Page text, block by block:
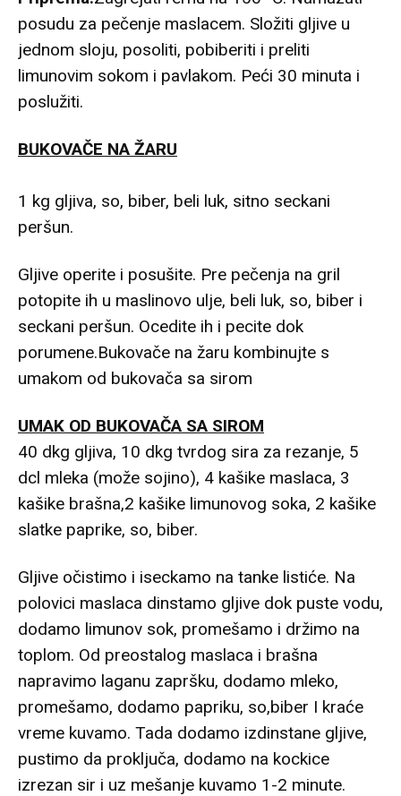
posudu za pečenje maslacem. Složiti gljive u
jednom sloju, posoliti, pobiberiti i preliti
limunovim sokom i pavlakom. Peći 30 minuta i
poslužiti.
BUKOVAČE NA ŽARU
1 kg gljiva, so, biber, beli luk, sitno seckani
peršun.
Gljive operite i posušite. Pre pečenja na gril
potopite ih u maslinovo ulje, beli luk, so, biber i
seckani peršun. Ocedite ih i pecite dok
porumene.Bukovače na žaru kombinujte s
umakom od bukovača sa sirom
UMAK OD BUKOVAČA SA SIROM
40 dkg gljiva, 10 dkg tvrdog sira za rezanje, 5
dcl mleka (može sojino), 4 kašike maslaca, 3
kašike brašna,2 kašike limunovog soka, 2 kašike
slatke paprike, so, biber.
Gljive očistimo i iseckamo na tanke listiće. Na
polovici maslaca dinstamo gljive dok puste vodu,
dodamo limunov sok, promešamo i držimo na
toplom. Od preostalog maslaca i brašna
napravimo laganu zapršku, dodamo mleko,
promešamo, dodamo papriku, so,biber I kraće
vreme kuvamo. Tada dodamo izdinstane gljive,
pustimo da proključa, dodamo na kockice
izrezan sir i uz mešanje kuvamo 1-2 minute.